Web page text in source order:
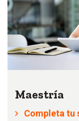
Maestría
Completa tu